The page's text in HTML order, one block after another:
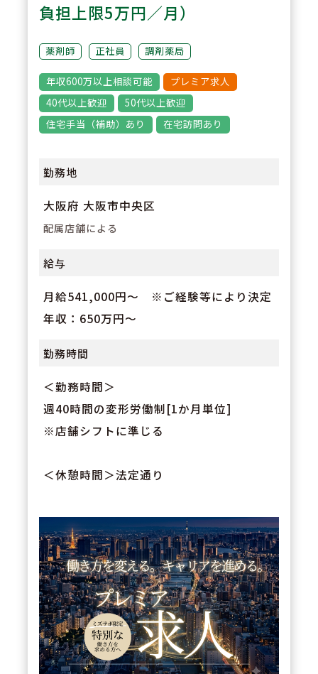
負担上限5万円／月）
薬剤師 正社員 調剤薬局
年収600万以上相談可能
プレミア求人
40代以上歓迎
50代以上歓迎
住宅手当（補助）あり
在宅訪問あり
勤務地
大阪府 大阪市中央区
配属店舗による
給与
月給541,000円～ ※ご経験等により決定
年収：650万円～
勤務時間
＜勤務時間＞
週40時間の変形労働制[1か月単位]
※店舗シフトに準じる
＜休憩時間＞法定通り